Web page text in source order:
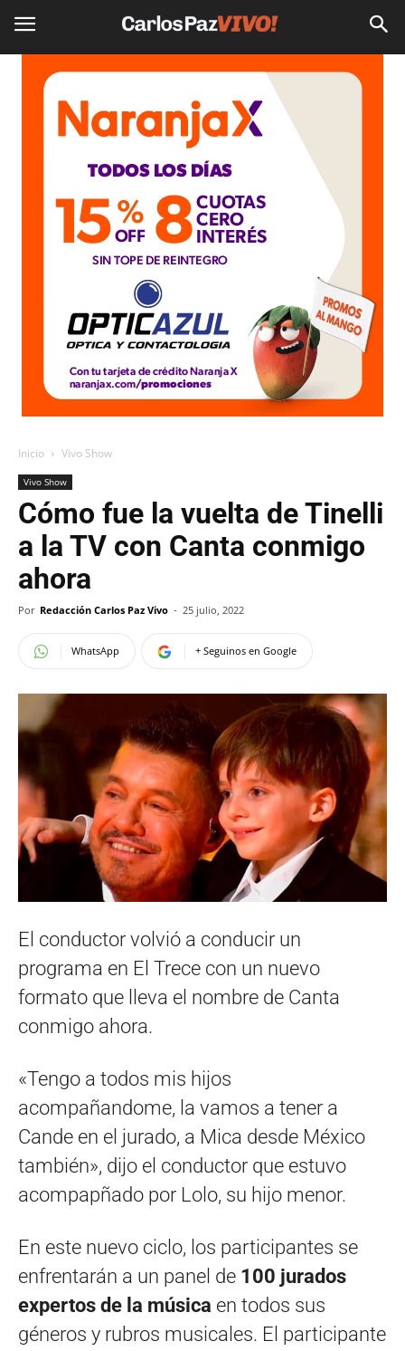
Inicio Vivo Show
Vivo Show
Cómo fue la vuelta de Tinelli
a la TV con Canta conmigo
ahora
Por Redacción Carlos Paz Vivo - 25 julio, 2022
WhatsApp + Seguinos en Google
El conductor volvió a conducir un
programa en El Trece con un nuevo
formato que lleva el nombre de Canta
conmigo ahora.
«Tengo a todos mis hijos
acompañandome, la vamos a tener a
Cande en el jurado, a Mica desde México
también», dijo el conductor que estuvo
acompapñado por Lolo, su hijo menor.
En este nuevo ciclo, los participantes se
enfrentarán a un panel de 100 jurados
expertos de la música en todos sus
géneros y rubros musicales. El participante